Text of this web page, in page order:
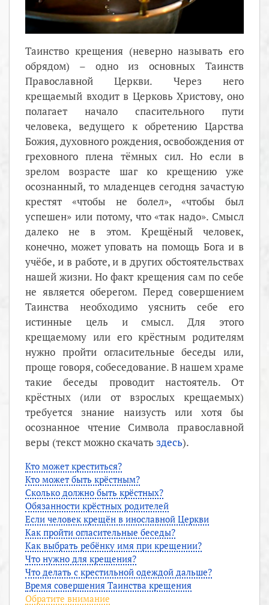
Таинство крещения (неверно называть его
обрядом) – одно из основных Таинств
Православной Церкви. Через него
крещаемый входит в Церковь Христову, оно
полагает начало спасительного пути
человека, ведущего к обретению Царства
Божия, духовного рождения, освобождения от
греховного плена тёмных сил. Но если в
зрелом возрасте шаг ко крещению уже
осознанный, то младенцев сегодня зачастую
крестят «чтобы не болел», «чтобы был
успешен» или потому, что «так надо». Смысл
далеко не в этом. Крещёный человек,
конечно, может уповать на помощь Бога и в
учёбе, и в работе, и в других обстоятельствах
нашей жизни. Но факт крещения сам по себе
не является оберегом. Перед совершением
Таинства необходимо уяснить себе его
истинные цель и смысл. Для этого
крещаемому или его крёстным родителям
нужно пройти огласительные беседы или,
проще говоря, собеседование. В нашем храме
такие беседы проводит настоятель. От
крёстных (или от взрослых крещаемых)
требуется знание наизусть или хотя бы
осознанное чтение Символа православной
веры (текст можно скачать здесь).
Кто может креститься?
Кто может быть крёстным?
Сколько должно быть крёстных?
Обязанности крёстных родителей
Если человек крещён в инославной Церкви
Как пройти огласительные беседы?
Как выбрать ребёнку имя при крещении?
Что нужно для крещения?
Что делать с крестильной одеждой дальше?
Время совершения Таинства крещения
Обратите внимание